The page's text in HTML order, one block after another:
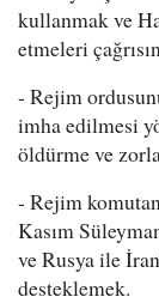
kullanmak ve
etmeleri
- Rejim
imha edilmesi
öldürme ve
- Rejim
Kasım
ve Rusya ile
desteklemek.